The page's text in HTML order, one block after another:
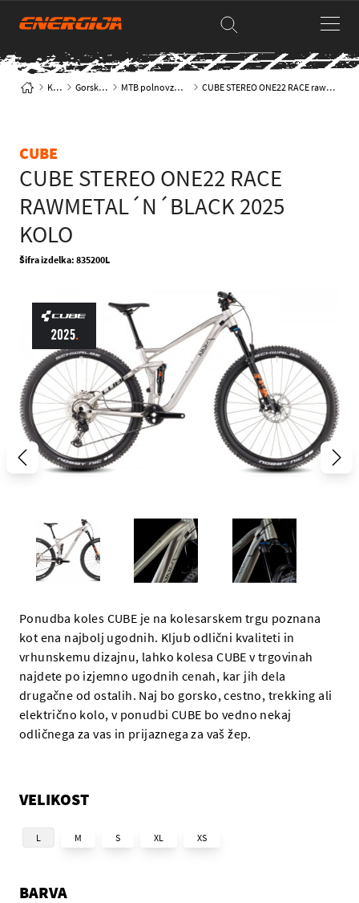
Kolesa Gorska kolesa MTB polnovzmeteno XC-trail CUBE STEREO ONE22 RACE rawmetal´n´black 2025 KOLO
CUBE
CUBE STEREO ONE22 RACE
RAWMETAL´N´BLACK 2025
KOLO
Šifra izdelka: 835200L
Ponudba koles CUBE je na kolesarskem trgu poznana
kot ena najbolj ugodnih. Kljub odlični kvaliteti in
vrhunskemu dizajnu, lahko kolesa CUBE v trgovinah
najdete po izjemno ugodnih cenah, kar jih dela
drugačne od ostalih. Naj bo gorsko, cestno, trekking ali
električno kolo, v ponudbi CUBE bo vedno nekaj
odličnega za vas in prijaznega za vaš žep.
VELIKOST
L M S XL XS
BARVA